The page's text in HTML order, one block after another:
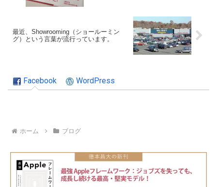
最近、Showrooming（ショールーミン
グ）という言葉が流行っています。
Facebook WordPress
ホーム ブログ